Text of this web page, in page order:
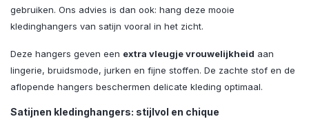
gebruiken. Ons advies is dan ook: hang deze mooie
kledinghangers van satijn vooral in het zicht.
Deze hangers geven een extra vleugje vrouwelijkheid aan
lingerie, bruidsmode, jurken en fijne stoffen. De zachte stof en de
aflopende hangers beschermen delicate kleding optimaal.
Satijnen kledinghangers: stijlvol en chique